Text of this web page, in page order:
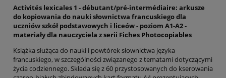
Activités lexicales 1 - débutant/pré-intermédiaire: arkusze
do kopiowania do nauki słownictwa francuskiego dla
uczniów szkół podstawowych i liceów - poziom A1-A2 -
materiały dla nauczyciela z serii Fiches Photocopiables
Książka służąca do nauki i powtórek słownictwa języka
francuskiego, w szczególności związanego z tematami dotyczącymi
życia codziennego. Składa się z 60 przystosowanych do kserowania